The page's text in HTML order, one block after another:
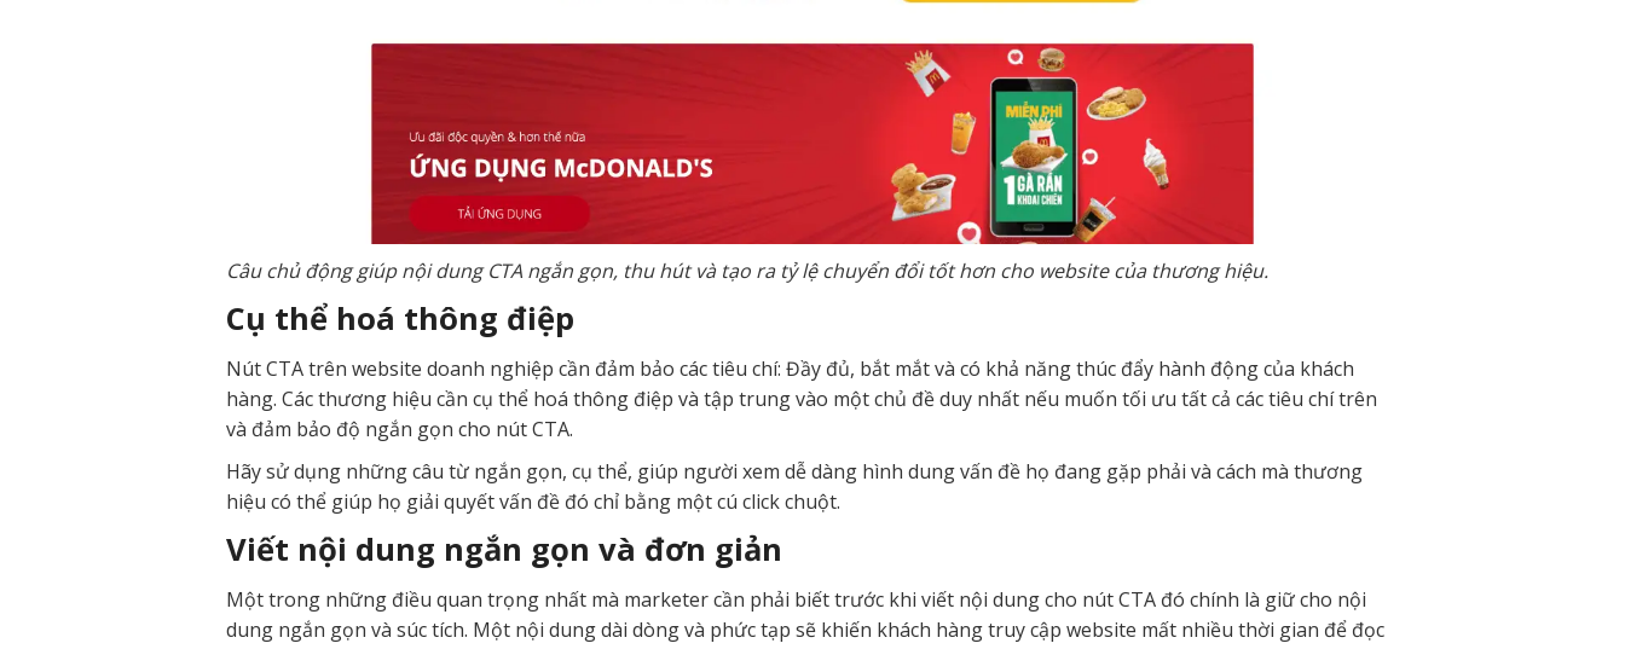
Câu chủ động giúp nội dung CTA ngắn gọn, thu hút và tạo ra tỷ lệ chuyển đổi tốt hơn cho website của thương hiệu.
Cụ thể hoá thông điệp
Nút CTA trên website doanh nghiệp cần đảm bảo các tiêu chí: Đầy đủ, bắt mắt và có khả năng thúc đẩy hành động của khách
hàng. Các thương hiệu cần cụ thể hoá thông điệp và tập trung vào một chủ đề duy nhất nếu muốn tối ưu tất cả các tiêu chí trên
và đảm bảo độ ngắn gọn cho nút CTA.
Hãy sử dụng những câu từ ngắn gọn, cụ thể, giúp người xem dễ dàng hình dung vấn đề họ đang gặp phải và cách mà thương
hiệu có thể giúp họ giải quyết vấn đề đó chỉ bằng một cú click chuột.
Viết nội dung ngắn gọn và đơn giản
Một trong những điều quan trọng nhất mà marketer cần phải biết trước khi viết nội dung cho nút CTA đó chính là giữ cho nội
dung ngắn gọn và súc tích. Một nội dung dài dòng và phức tạp sẽ khiến khách hàng truy cập website mất nhiều thời gian để đọc